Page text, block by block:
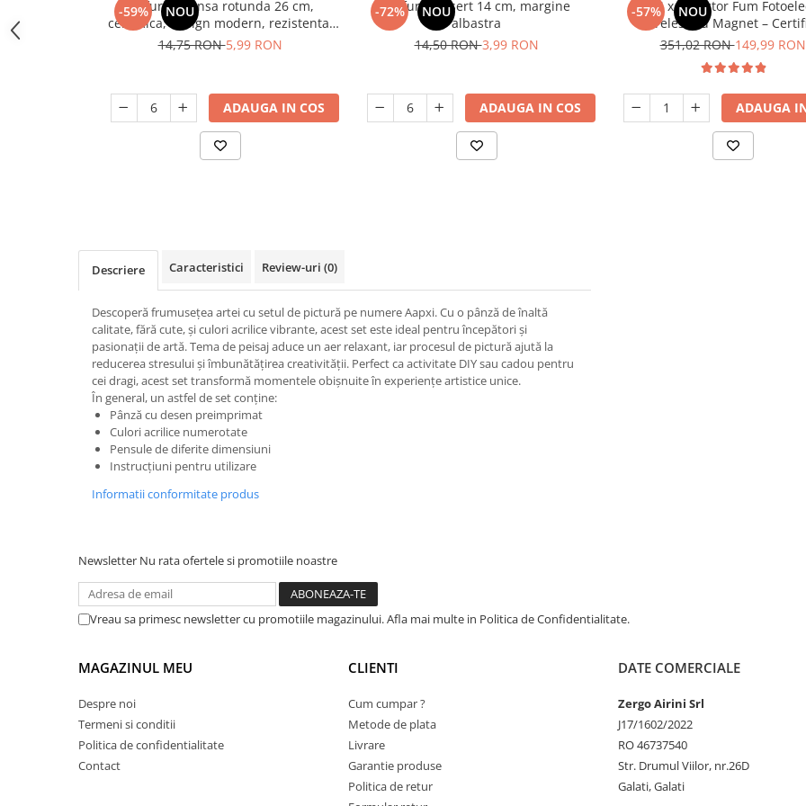
Paie si decoratiuni cocktail
Platouri si tavi servire
Polonice, linguri si clesti de
Scurgator vase
Seturi ustensile pentru bucatarie
Site bucatarie
Suport tacamuri
Suporturi si servetele
Tacamuri si seturi
Tigai si seturi
Tirbusoane si dopuri
Tocatoare de bucatarie
Vaze si boluri decorative
Vesela unica folosinta
Odorizant toaleta
Organizare si depozitare
Silicon, spume si solutii tehnice
Solutii intretinere textile
Solutii suprafete baie
Solutii suprafete bucatarie
Spalare si intretinere rufe
Suporturi si accesorii de baie
Uscatoare de rufe
-59% NOU
Farfurie intinsa rotunda 26 cm,
ceramica, design modern, rezistenta,
usor de curatat
14,75 RON5,99 RON
ADAUGA IN COS
-72% NOU
Farfurie desert 14 cm, margine
albastra
14,50 RON3,99 RON
ADAUGA IN COS
-57% NOU
Set 4 x Detector Fum
Wireless cu Magnet –
EN14604, Baterie 10 Ani,
Siguranță Casă
351,02 RON149,99 RON
ADAUGA
Descriere Caracteristici Review-uri (0)
Descoperă frumusețea artei cu setul de pictură pe numere Aapxi. Cu o pânză de înaltă
calitate, fără cute, și culori acrilice vibrante, acest set este ideal pentru începători și
pasionații de artă. Tema de peisaj aduce un aer relaxant, iar procesul de pictură ajută la
reducerea stresului și îmbunătățirea creativității. Perfect ca activitate DIY sau cadou pentru
cei dragi, acest set transformă momentele obișnuite în experiențe artistice unice.
În general, un astfel de set conține:
Pânză cu desen preimprimat
Culori acrilice numerotate
Pensule de diferite dimensiuni
Instrucțiuni pentru utilizare
Informatii conformitate produs
Newsletter Nu rata ofertele si promotiile noastre
Vreau sa primesc newsletter cu promotiile magazinului. Afla mai multe in Politica de Confidentialitate.
MAGAZINUL MEU
Despre noi
Termeni si conditii
Politica de confidentialitate
Contact
CLIENTI
Cum cumpar ?
Metode de plata
Livrare
Garantie produse
Politica de retur
DATE COMERCIALE
Zergo Airini Srl
J17/1602/2022
RO 46737540
Str. Drumul Viilor, nr.26D
Galati, Galati